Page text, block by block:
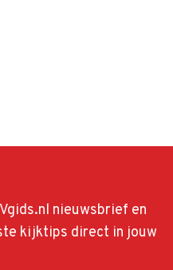
nieuwsbrief en
kijktips direct in jouw